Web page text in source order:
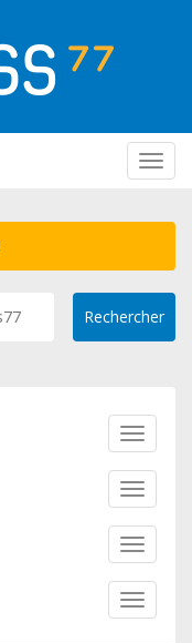
Toggle
Toggle
Toggle
Toggle